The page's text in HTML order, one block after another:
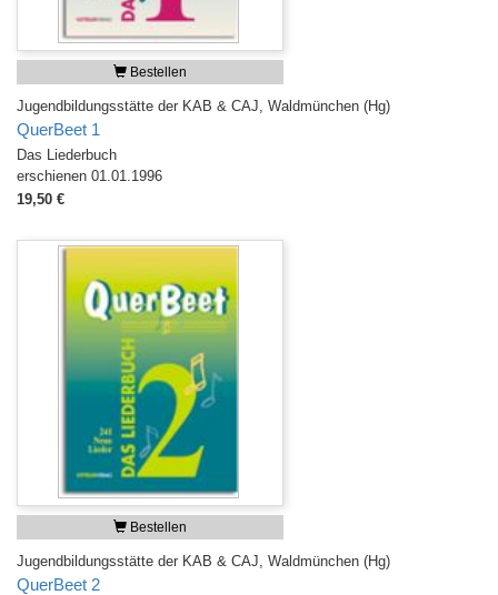
Bestellen
Jugendbildungsstätte der KAB & CAJ, Waldmünchen (Hg)
QuerBeet 1
Das Liederbuch
erschienen 01.01.1996
19,50 €
Bestellen
Jugendbildungsstätte der KAB & CAJ, Waldmünchen (Hg)
QuerBeet 2